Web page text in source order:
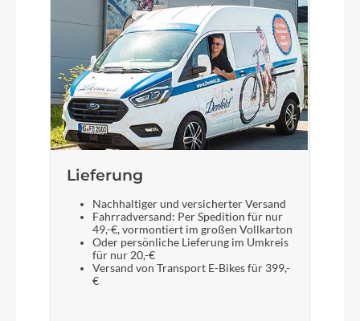
Lieferung
Nachhaltiger und versicherter Versand
Fahrradversand: Per Spedition für nur
49,-€, vormontiert im großen Vollkarton
Oder persönliche Lieferung im Umkreis
für nur 20,-€
Versand von Transport E-Bikes für 399,-
€